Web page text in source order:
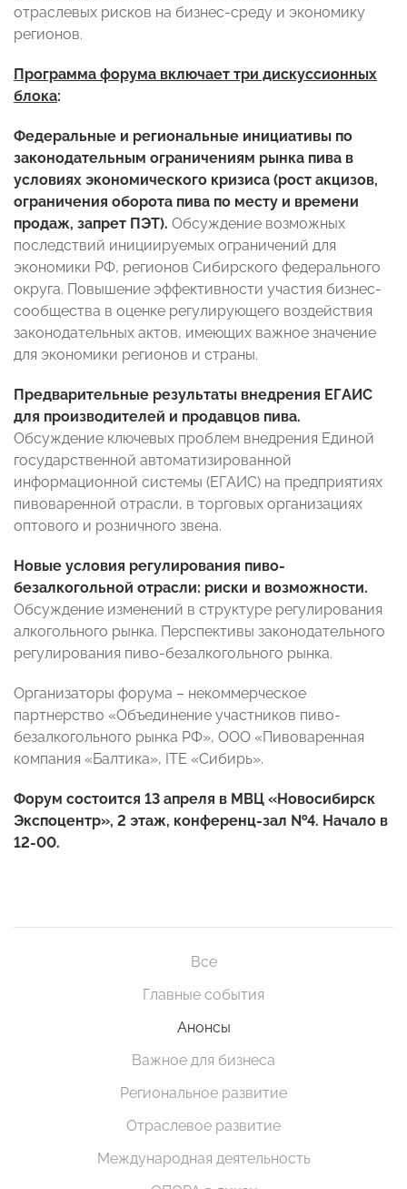
отраслевых рисков на бизнес-среду и экономику
регионов.
Программа форума включает три дискуссионных
блока:
Федеральные и региональные инициативы по
законодательным ограничениям рынка пива в
условиях экономического кризиса (рост акцизов,
ограничения оборота пива по месту и времени
продаж, запрет ПЭТ). Обсуждение возможных
последствий инициируемых ограничений для
экономики РФ, регионов Сибирского федерального
округа. Повышение эффективности участия бизнес-
сообщества в оценке регулирующего воздействия
законодательных актов, имеющих важное значение
для экономики регионов и страны.
Предварительные результаты внедрения ЕГАИС
для производителей и продавцов пива.
Обсуждение ключевых проблем внедрения Единой
государственной автоматизированной
информационной системы (ЕГАИС) на предприятиях
пивоваренной отрасли, в торговых организациях
оптового и розничного звена.
Новые условия регулирования пиво-
безалкогольной отрасли: риски и возможности.
Обсуждение изменений в структуре регулирования
алкогольного рынка. Перспективы законодательного
регулирования пиво-безалкогольного рынка.
Организаторы форума – некоммерческое
партнерство «Объединение участников пиво-
безалкогольного рынка РФ», ООО «Пивоваренная
компания «Балтика», ITE «Сибирь».
Форум состоится 13 апреля в МВЦ «Новосибирск
Экспоцентр», 2 этаж, конференц-зал №4. Начало в
12-00.
Все
Главные события
Анонсы
Важное для бизнеса
Региональное развитие
Отраслевое развитие
Международная деятельность